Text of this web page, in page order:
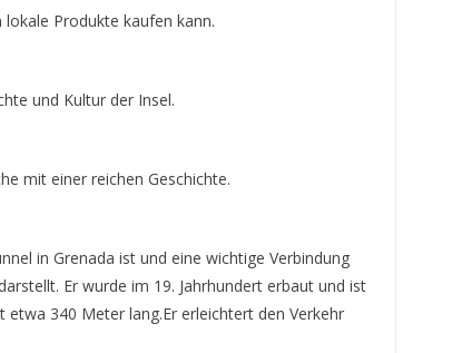
Produkte kaufen kann.
und Kultur der Insel.
mit einer reichen Geschichte.
in Grenada ist und eine wichtige Verbindung
Er wurde im 19. Jahrhundert erbaut und ist
etwa 340 Meter lang.Er erleichtert den Verkehr